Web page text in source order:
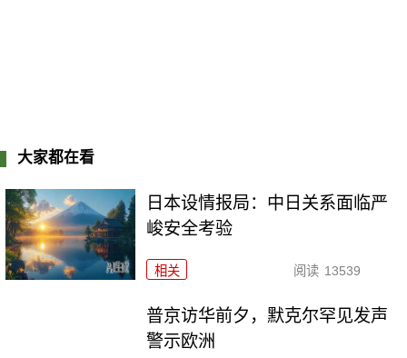
大家都在看
日本设情报局：中日关系面临严
峻安全考验
相关 阅读 13539
普京访华前夕，默克尔罕见发声
警示欧洲